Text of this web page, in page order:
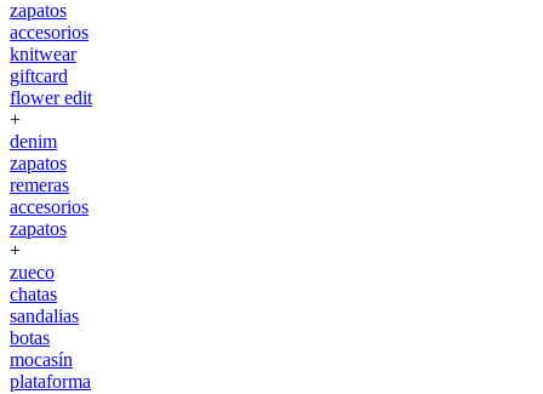
zapatos
accesorios
knitwear
giftcard
flower edit
+
denim
zapatos
remeras
accesorios
zapatos
+
zueco
chatas
sandalias
botas
mocasín
plataforma